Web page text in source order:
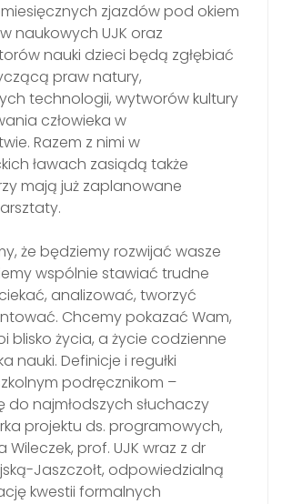
zjazdów pod okiem
naukowych UJK oraz
nauki dzieci będą zgłębiać
praw natury,
technologii, wytworów kultury
człowieka w
Razem z nimi w
ławach zasiądą także
mają już zaplanowane
że będziemy rozwijać wasze
wspólnie stawiać trudne
analizować, tworzyć
Chcemy pokazać Wam,
blisko życia, a życie codzienne
nauki. Definicje i regułki
podręcznikom –
do najmłodszych słuchaczy
projektu ds. programowych,
Wileczek, prof. UJK wraz z dr
Jaszczołt, odpowiedzialną
kwestii formalnych